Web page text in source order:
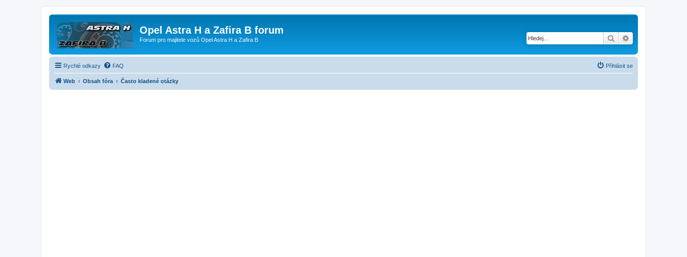
Opel Astra H a Zafira B forum
Forum pro majitele vozů Opel Astra H a Zafira B Hledat
Rychlé odkazy FAQ Přihlásit se
Web Obsah fóra Často kladené otázky